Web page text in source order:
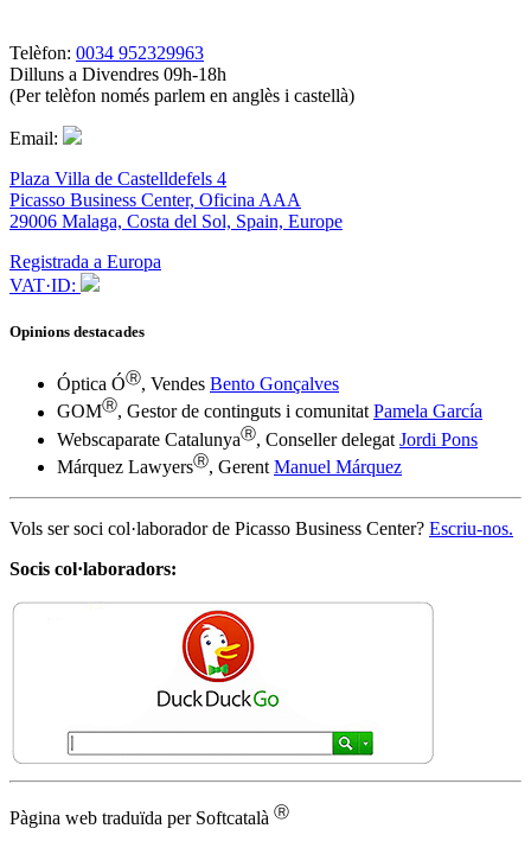
Telèfon: 0034 952329963
Dilluns a Divendres 09h-18h
(Per telèfon només parlem en anglès i castellà)
Email:
Plaza Villa de Castelldefels 4
Picasso Business Center, Oficina AAA
29006 Malaga, Costa del Sol, Spain, Europe
Registrada a Europa
VAT·ID:
Opinions destacades
Óptica ÓⓇ, Vendes Bento Gonçalves
GOMⓇ, Gestor de continguts i comunitatPamela García
Webscaparate CatalunyaⓇ, Conseller delegat Jordi Pons
Márquez LawyersⓇ, Gerent Manuel Márquez
Vols ser soci col·laborador de Picasso Business Center? Escriu-nos.
Socis col·laboradors:
Pàgina web traduïda per Softcatalà Ⓡ